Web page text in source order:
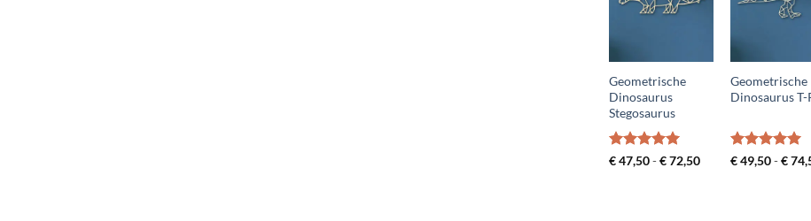
Geometrische
Dinosaurus
Stegosaurus
Gewaardeerd
€47,50-€72,50Prijsklasse:
Geometrische
Dinosaurus T-
Gewaardeerd
€49,50-€